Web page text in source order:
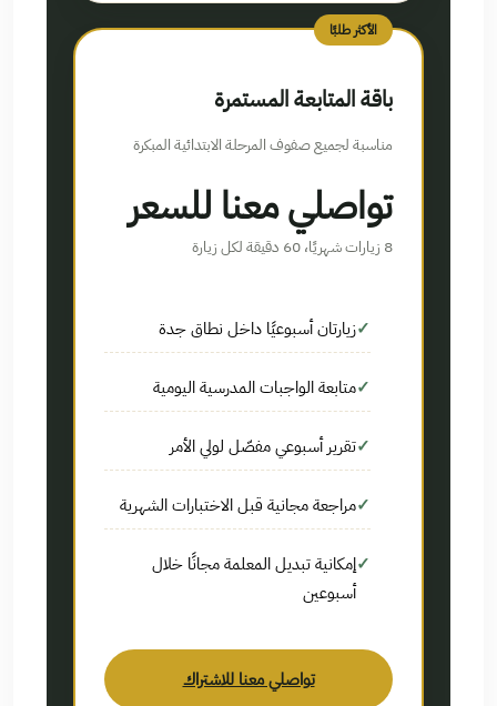
الأكثر طلبًا
باقة المتابعة المستمرة
مناسبة لجميع صفوف المرحلة الابتدائية المبكرة
تواصلي معنا للسعر
8 زيارات شهريًا، 60 دقيقة لكل زيارة
زيارتان أسبوعيًا داخل نطاق جدة
متابعة الواجبات المدرسية اليومية
تقرير أسبوعي مفصّل لولي الأمر
مراجعة مجانية قبل الاختبارات الشهرية
إمكانية تبديل المعلمة مجانًا خلال
أسبوعين
تواصلي معنا للاشتراك